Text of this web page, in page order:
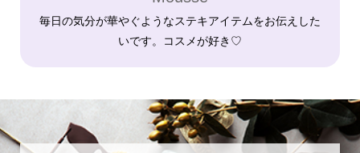
毎日の気分が華やぐようなステキアイテムをお伝えした
いです。コスメが好き♡